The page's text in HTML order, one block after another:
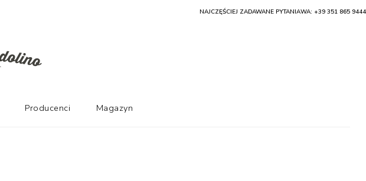
NAJCZĘŚCIEJ ZADAWANE PYTANIAWA: +39 351 865 9444
Producenci Magazyn